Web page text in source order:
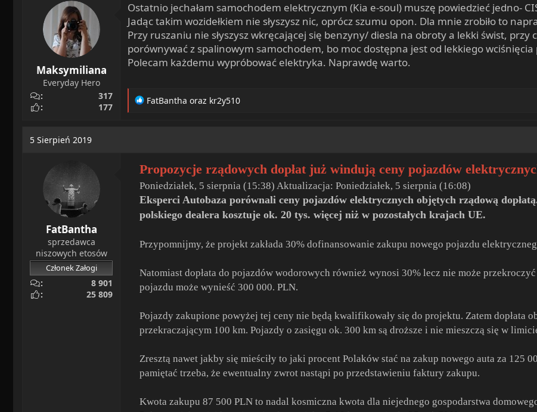
Maksymiliana
Everyday Hero
317
177
Ostatnio jechałam samochodem elektrycznym (Kia e-soul) muszę powiedzieć jedno-
Jadąc takim wozidełkiem nie słyszysz nic, oprócz szumu opon. Dla mnie zrobiło to
Przy ruszaniu nie słyszysz wkręcającej się benzyny/ diesla na obroty a lekki świst,
porównywać z spalinowym samochodem, bo moc dostępna jest od lekkiego wciśnięcia
Polecam każdemu wypróbować elektryka. Naprawdę warto.
R
o
s
:
FatBantha oraz kr2y510
5 Sierpień 2019
FatBantha
sprzedawca
niszowych etosów
Członek Załogi
8 901
25 809
Propozycje rządowych dopłat już windują ceny pojazdów
Poniedziałek, 5 sierpnia (15:38) Aktualizacja: Poniedziałek, 5 sierpnia (16:08)
Eksperci Autobaza porównali ceny pojazdów elektrycznych objętych rządową
polskiego dealera kosztuje ok. 20 tys. więcej niż w pozostałych krajach UE.
Przypomnijmy, że projekt zakłada 30% dofinansowanie zakupu nowego pojazdu
Natomiast dopłata do pojazdów wodorowych również wynosi 30% lecz nie może
pojazdu może wynieść 300 000. PLN.
Pojazdy zakupione powyżej tej ceny nie będą kwalifikowały się do projektu. Zatem dopłata
przekraczającym 100 km. Pojazdy o zasięgu ok. 300 km są droższe i nie mieszczą się w
Zresztą nawet jakby się mieściły to jaki procent Polaków stać na zakup nowego auta za 125
pamiętać trzeba, że ewentualny zwrot nastąpi po przedstawieniu faktury zakupu.
Kwota zakupu 87 500 PLN to nadal kosmiczna kwota dla niejednego gospodarstwa